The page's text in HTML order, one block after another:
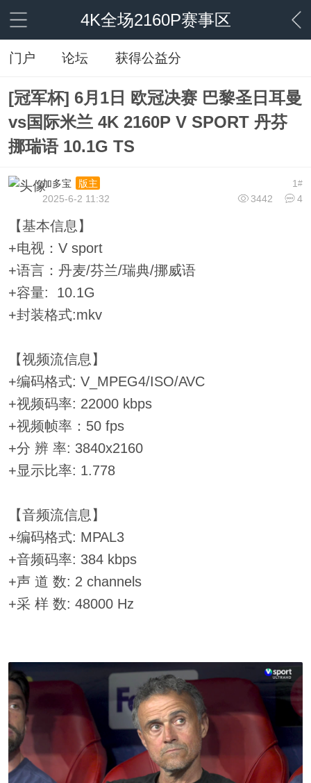
4K全场2160P赛事区
门户 论坛 获得公益分
[冠军杯] 6月1日 欧冠决赛 巴黎圣日耳曼
vs国际米兰 4K 2160P V SPORT 丹芬
挪瑞语 10.1G TS
1#
加多宝
版主
3442
4
2025-6-2 11:32
【基本信息】
+电视：V sport
+语言：丹麦/芬兰/瑞典/挪威语
+容量: 10.1G
+封装格式:mkv
【视频流信息】
+编码格式: V_MPEG4/ISO/AVC
+视频码率: 22000 kbps
+视频帧率：50 fps
+分 辨 率: 3840x2160
+显示比率: 1.778
【音频流信息】
+编码格式: MPAL3
+音频码率: 384 kbps
+声 道 数: 2 channels
+采 样 数: 48000 Hz